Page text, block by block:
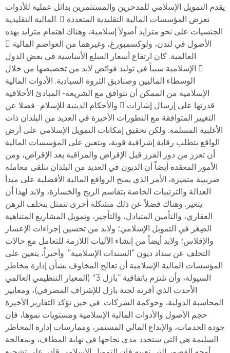
يقدم التمويل الإسلامي للمدخرين والمستثمرين بدائل عملية للأدوات
المالية التقليدية.  تعرض المؤسسات المالية التقليدية المتعددة
الجنسيات على نحو متزايد أصولاً إسلامية، وھناك اھتمام متزايد بھذه
 الأصول في لندن، ولوكسمبورغ، وغيرھما من العواصم المالية
العالمية. كان ارتفاع أسعار السلع الأساسية في بعض الدول
الإسلامية سبباً في توليد فوائض لابد من تخصيصھا من خلال 
الوسطاء الماليين وصناديق الثروة السيادية. الأدوات المالية
الإسلامية من الممكن أن تتوافق مع الشريعة- المبادئ الأخلاقية
والأحكام الدينية للإسلام- فضلا عن  قدرتھا على إرسال إشارات
التغيير المتوافقة مع التطورات الأخيرة في العديد من البلدان ذات
الأغلبية المسلمة. ولكن تحقيق إمكانات التمويل الإسلامي على أرض
الواقع يتطلب رقابة إشرافية قوية، ويتعين على المؤسسات المالية
أن تعزز من دور الفرز قبل الإقراض والمراقبة بعد الإقراض، ومن
الأمور المعقدة أيضاً أن الديون في العديد من البلدان تتلقى معاملة
ضريبية متميزة، الأمر الذي يمنح الروافع المالية الأفضلية على مبدأ
العدالة والترتيبات الخاصة بتقاسم الربح والخسارة، ولابد لھذا أن
يتغير. وھناك فضلاً عن ذلك مشكلة أخرى تتمثل بتخلف الرھن
العقاري، والتأمين المتبادل، والتأجير، وتمويل المشاريع المتناھية
الصِغَر في التمويل الإسلامي؛ ولابد من تحسين إجراءات الإعسار
والإفلاس؛ ولابد أيضاً من إنشاء الآليات اللازمة للتعامل مع حالات
التخلف عن سداد ديون “السندات الإسلامية”. وأخيراً، يتعين على
المؤسسات المالية الإسلامية أن تعالج المخاوف بشأن إدارة مخاطر
السيولة، وأن تلتزم باتفاقية “بازل 3″ (المعيار التنظيمي العالمي
الأحدث الذي أقرته لجنة بازل للإشراف المصرفي)، ومعايير
المحاسبة الدولية، وحوكمة الشركات. في حين تؤكد التقارير الأخيرة
حجم الأصول والأدوات المالية الإسلامية ومستويات نموھا، فإن
جودة الخدمات، والإبداع المالي المستمر، وممارسات إدارة المخاطر
السليمة ھي التي ستحدد مدى نجاحھا في نھاية المطاف، وبمعالجة